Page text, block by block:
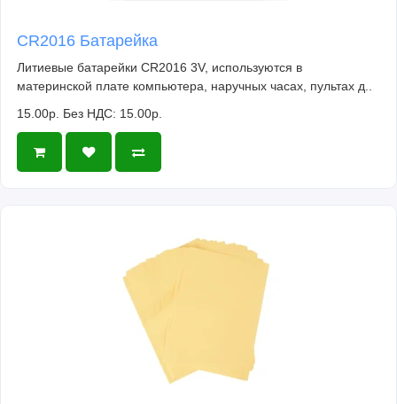
CR2016 Батарейка
Литиевые батарейки CR2016 3V, используются в
материнской плате компьютера, наручных часах, пультах д..
15.00р. Без НДС: 15.00р.